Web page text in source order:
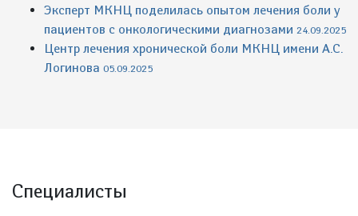
Эксперт МКНЦ поделилась опытом лечения боли у
пациентов с онкологическими диагнозами 24.09.2025
Центр лечения хронической боли МКНЦ имени А.С.
Логинова 05.09.2025
Специалисты